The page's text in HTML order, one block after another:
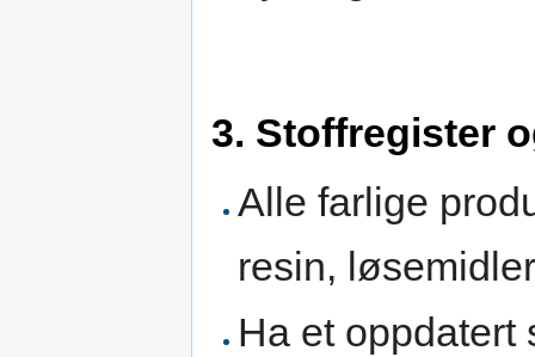
3. Stoffregister
Alle farlige
resin,
Ha et oppdatert